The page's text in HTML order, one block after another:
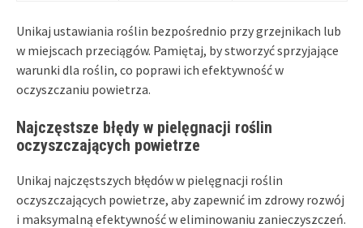
Unikaj ustawiania roślin bezpośrednio przy grzejnikach lub
w miejscach przeciągów. Pamiętaj, by stworzyć sprzyjające
warunki dla roślin, co poprawi ich efektywność w
oczyszczaniu powietrza.
Najczęstsze błędy w pielęgnacji roślin
oczyszczających powietrze
Unikaj najczęstszych błędów w pielęgnacji roślin
oczyszczających powietrze, aby zapewnić im zdrowy rozwój
i maksymalną efektywność w eliminowaniu zanieczyszczeń.